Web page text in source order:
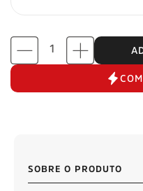
SOBRE O PRODUTO